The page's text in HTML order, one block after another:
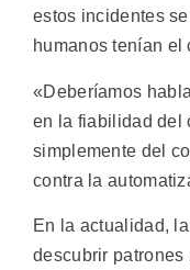
estos incidentes
humanos tenían el
«Deberíamos
en la fiabilidad del
simplemente del
contra la
En la actualidad,
descubrir patrones